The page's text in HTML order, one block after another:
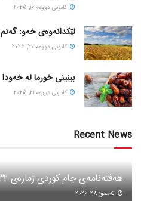
كانونی دووه‌م 16, 2025
لێکدانەوەی خەو: گەنم
كانونی دووه‌م 20, 2025
بینینی خورما لە خەودا
كانونی دووه‌م 21, 2025
Recent News
هەفتەنامەی جام کوردی ژمارەی 432
ته‌مموز 28, 2026